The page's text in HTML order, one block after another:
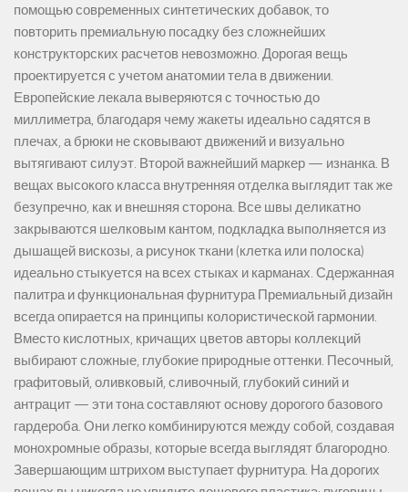
помощью современных синтетических добавок, то
повторить премиальную посадку без сложнейших
конструкторских расчетов невозможно. Дорогая вещь
проектируется с учетом анатомии тела в движении.
Европейские лекала выверяются с точностью до
миллиметра, благодаря чему жакеты идеально садятся в
плечах, а брюки не сковывают движений и визуально
вытягивают силуэт. Второй важнейший маркер — изнанка. В
вещах высокого класса внутренняя отделка выглядит так же
безупречно, как и внешняя сторона. Все швы деликатно
закрываются шелковым кантом, подкладка выполняется из
дышащей вискозы, а рисунок ткани (клетка или полоска)
идеально стыкуется на всех стыках и карманах. Сдержанная
палитра и функциональная фурнитура Премиальный дизайн
всегда опирается на принципы колористической гармонии.
Вместо кислотных, кричащих цветов авторы коллекций
выбирают сложные, глубокие природные оттенки. Песочный,
графитовый, оливковый, сливочный, глубокий синий и
антрацит — эти тона составляют основу дорогого базового
гардероба. Они легко комбинируются между собой, создавая
монохромные образы, которые всегда выглядят благородно.
Завершающим штрихом выступает фурнитура. На дорогих